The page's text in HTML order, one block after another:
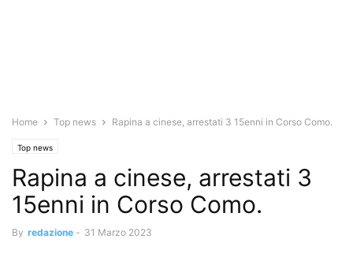
Home Top news Rapina a cinese, arrestati 3 15enni in Corso Como.
Top news
Rapina a cinese, arrestati 3
15enni in Corso Como.
By redazione - 31 Marzo 2023